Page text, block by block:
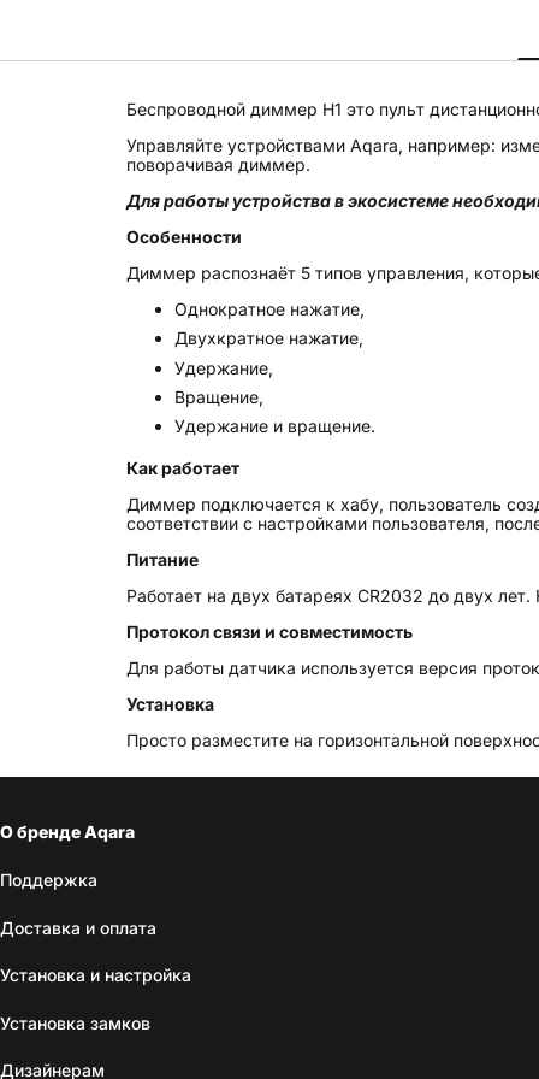
Беспроводной диммер H1 это пульт
Управляйте устройствами Aqara, например:
поворачивая диммер.
Для работы устройства в экосистеме
Особенности
Диммер распознаёт 5 типов управления,
Однократное нажатие,
Двухкратное нажатие,
Удержание,
Вращение,
Удержание и вращение.
Как работает
Диммер подключается к хабу, пользователь
соответствии с настройками пользователя,
Питание
Работает на двух батареях CR2032 до двух
Протокол связи и совместимость
Для работы датчика используется версия
Установка
Просто разместите на горизонтальной
О бренде Aqara
Поддержка
Доставка и оплата
Установка и настройка
Установка замков
Дизайнерам